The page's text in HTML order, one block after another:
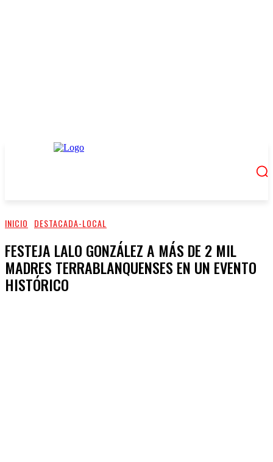
INICIO DESTACADA-LOCAL
FESTEJA LALO GONZÁLEZ A MÁS DE 2 MIL
MADRES TERRABLANQUENSES EN UN EVENTO
HISTÓRICO